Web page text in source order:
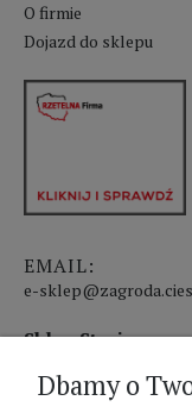
O firmie
Dojazd do sklepu
EMAIL:
e-
Sklep
pon.-pt. 8:00 -
Dbamy o